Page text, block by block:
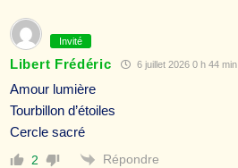
Invité
Libert Frédéric 6 juillet 2026 0 h 44 min
Amour lumière
Tourbillon d’étoiles
Cercle sacré
2 Répondre